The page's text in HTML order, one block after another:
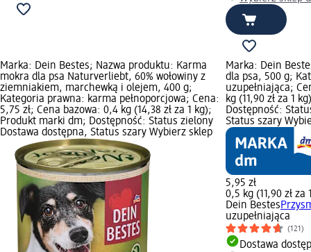
Marka: Dein Bestes; Nazwa produktu: Karma
mokra dla psa Naturverliebt, 60% wołowiny z
ziemniakiem, marchewką i olejem, 400 g;
Kategoria prawna: karma pełnoporcjowa; Cena:
5,75 zł; Cena bazowa: 0,4 kg (14,38 zł za 1 kg);
Produkt marki dm; Dostępność: Status zielony
Dostawa dostępna, Status szary Wybierz sklep
Marka: Dein
dla psa, 500 g;
uzupełniająca;
kg (11,90 zł za 1
Dostępność:
Status szary
5,95 zł
0,5 kg (11,90 zł za
Dein Bestes
uzupełniająca
(121)
Dostawa